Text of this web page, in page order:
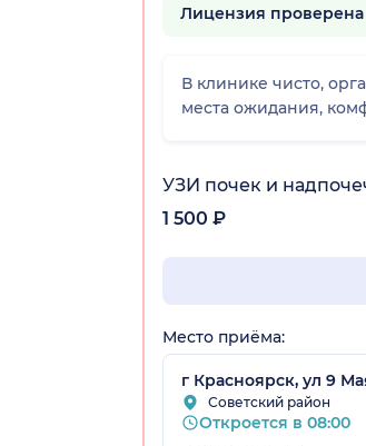
83 отзыва
Лицензия проверена
В клинике чисто,
места ожидания,
УЗИ почек и
1 500 ₽
Место приёма:
г Красноярск, ул 9
Советский район
Откроется в 08:00